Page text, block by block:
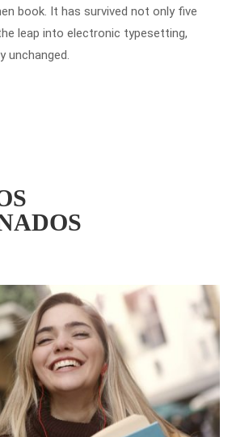
book. It has survived not only five
leap into electronic typesetting,
unchanged.